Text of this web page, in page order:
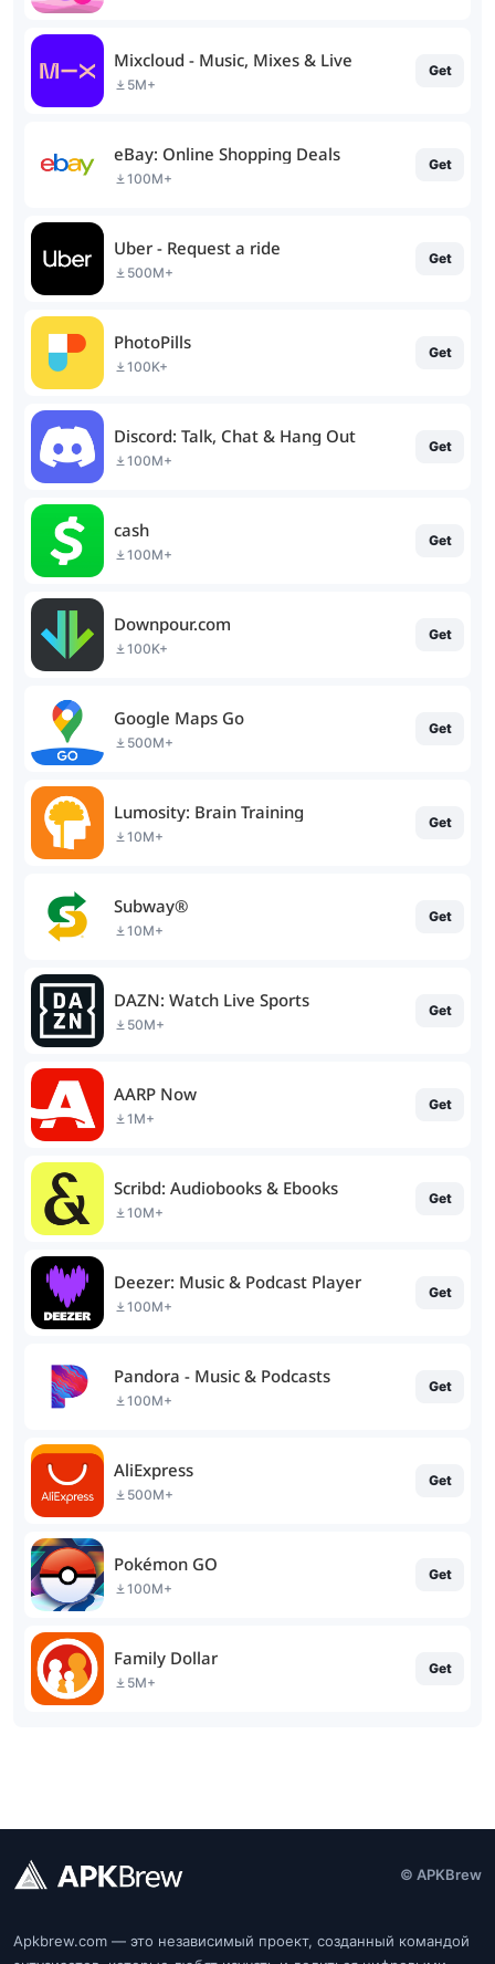
Mixcloud - Music, Mixes & Live
5M+
Get
eBay: Online Shopping Deals
100M+
Get
Uber - Request a ride
500M+
Get
PhotoPills
100K+
Get
Discord: Talk, Chat & Hang Out
100M+
Get
cash
100M+
Get
Downpour.com
100K+
Get
Google Maps Go
500M+
Get
Lumosity: Brain Training
10M+
Get
Subway®
10M+
Get
DAZN: Watch Live Sports
50M+
Get
AARP Now
1M+
Get
Scribd: Audiobooks & Ebooks
10M+
Get
Deezer: Music & Podcast Player
100M+
Get
Pandora - Music & Podcasts
100M+
Get
AliExpress
500M+
Get
Pokémon GO
100M+
Get
Family Dollar
5M+
Get
© APKBrew
Apkbrew.com — это независимый проект, созданный командой